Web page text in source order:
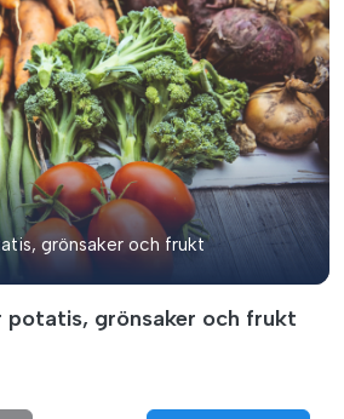
grönsaker och frukt
potatis, grönsaker och frukt